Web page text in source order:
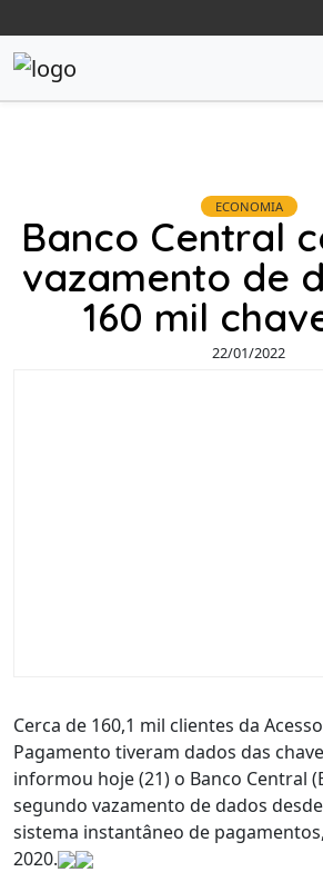
ECONOMIA
Banco Central
vazamento de
160 mil
22/01/2022
Cerca de 160,1 mil clientes da
Pagamento tiveram dados das
informou hoje (21) o Banco Central
segundo vazamento de dados
sistema instantâneo de
2020.